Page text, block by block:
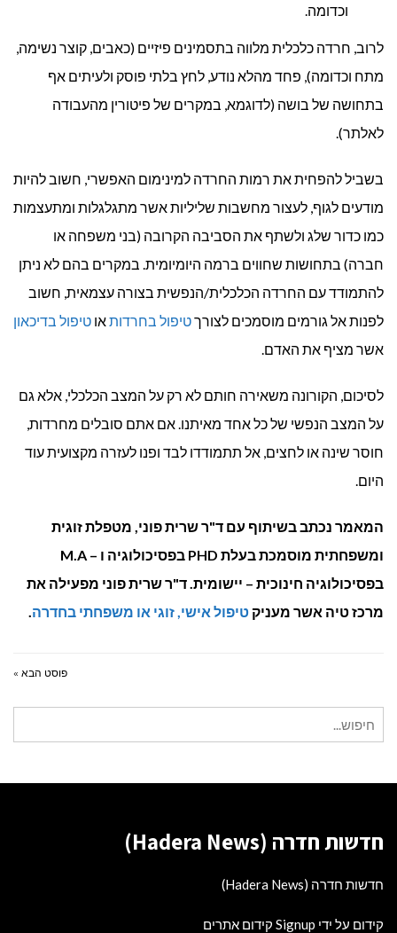
וכדומה.
לרוב, חרדה כלכלית מלווה בתסמינים פיזיים (כאבים, קוצר נשימה,
מתח וכדומה), פחד מהלא נודע, לחץ בלתי פוסק ולעיתים אף
בתחושה של בושה (לדוגמא, במקרים של פיטורין מהעבודה
לאלתר).
בשביל להפחית את רמות החרדה למינימום האפשרי, חשוב להיות
מודעים לגוף, לעצור מחשבות שליליות אשר מתגלגלות ומתעצמות
כמו כדור שלג ולשתף את הסביבה הקרובה (בני משפחה או
חברה) בתחושות שחווים ברמה היומיומית. במקרים בהם לא ניתן
להתמודד עם החרדה הכלכלית/הנפשית בצורה עצמאית, חשוב
לפנות אל גורמים מוסמכים לצורךטיפול בחרדותאו טיפול בדיכאון
אשר מציף את האדם.
לסיכום, הקורונה משאירה חותם לא רק על המצב הכלכלי, אלא גם
על המצב הנפשי של כל אחד מאיתנו. אם אתם סובלים מחרדות,
חוסר שינה או לחצים, אל תתמודדו לבד ופנו לעזרה מקצועית עוד
היום.
המאמר נכתב בשיתוף עם ד"ר שרית פוני, מטפלת זוגית
ומשפחתית מוסמכת בעלת PHD בפסיכולוגיה ו – M.A
בפסיכולוגיה חינוכית – יישומית. ד"ר שרית פוני מפעילה את
מרכז טיה אשר מעניק טיפול אישי, זוגי או משפחתי בחדרה.
פוסט הבא »
עבור:
חדשות חדרה (Hadera News)
חדשות חדרה (Hadera News)
קידום על ידי Signup קידום אתרים